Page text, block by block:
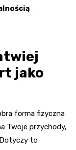
jako
forma fizyczna
Twoje przychody,
to